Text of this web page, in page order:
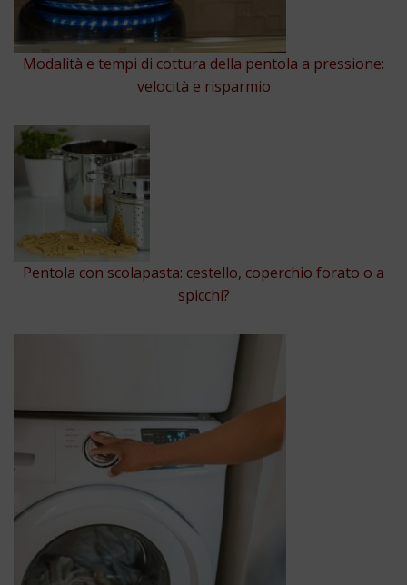
Modalità e tempi di cottura della pentola a pressione:
velocità e risparmio
Pentola con scolapasta: cestello, coperchio forato o a
spicchi?